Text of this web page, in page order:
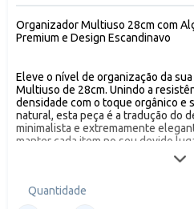
Organizador Multiuso 28cm com
Premium e Design Escandinavo
Eleve o nível de organização da
Multiuso de 28cm. Unindo a
densidade com o toque orgânico e
natural, esta peça é a tradução do
minimalista e extremamente
manter cada item no seu devido
estética moderna que valoriza a
DESIGN SOFISTICADO E
Quantidade